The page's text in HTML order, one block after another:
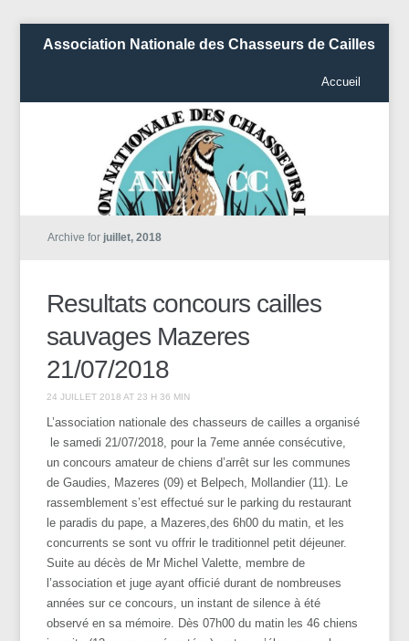
Association Nationale des Chasseurs de Cailles
Accueil
Archive for juillet, 2018
Resultats concours cailles
sauvages Mazeres
21/07/2018
24 JUILLET 2018 AT 23 H 36 MIN
L’association nationale des chasseurs de cailles a organisé
le samedi 21/07/2018, pour la 7eme année consécutive,
unconcours amateur de chiens d’arrêt sur les communes
de Gaudies, Mazeres (09) et Belpech, Mollandier (11). Le
rassemblement s’est effectué sur le parking du restaurant
le paradis du pape, a Mazeres,des 6h00 du matin, et les
concurrents se sont vu offrir le traditionnel petit déjeuner.
Suite au décès de Mr Michel Valette, membre de
l’association et juge ayant officié durant de nombreuses
années sur ce concours, un instant de silence à été
observé en sa mémoire. Dès 07h00 du matin les 46 chiens